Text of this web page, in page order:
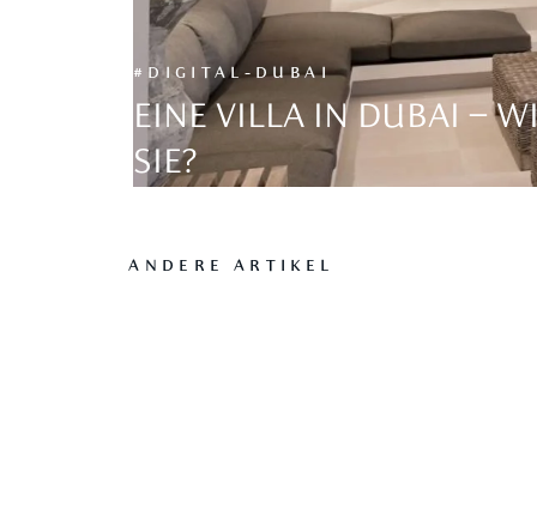
#DIGITAL-DUBAI
EINE VILLA IN DUBAI –
SIE?
ANDERE ARTIKEL